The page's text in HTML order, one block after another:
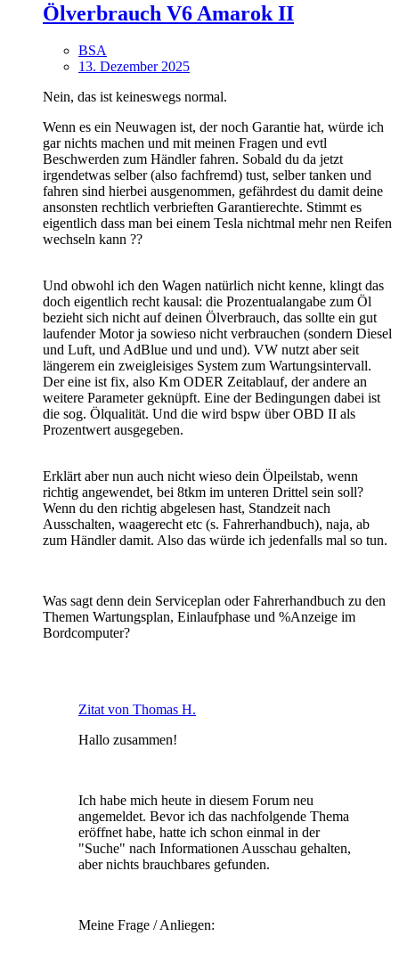
Ölverbrauch V6 Amarok II
BSA
13. Dezember 2025
Nein, das ist keineswegs normal.
Wenn es ein Neuwagen ist, der noch Garantie hat, würde ich
gar nichts machen und mit meinen Fragen und evtl
Beschwerden zum Händler fahren. Sobald du da jetzt
irgendetwas selber (also fachfremd) tust, selber tanken und
fahren sind hierbei ausgenommen, gefährdest du damit deine
ansonsten rechtlich verbrieften Garantierechte. Stimmt es
eigentlich dass man bei einem Tesla nichtmal mehr nen Reifen
wechseln kann ??
Und obwohl ich den Wagen natürlich nicht kenne, klingt das
doch eigentlich recht kausal: die Prozentualangabe zum Öl
bezieht sich nicht auf deinen Ölverbrauch, das sollte ein gut
laufender Motor ja sowieso nicht verbrauchen (sondern Diesel
und Luft, und AdBlue und und und). VW nutzt aber seit
längerem ein zweigleisiges System zum Wartungsintervall.
Der eine ist fix, also Km ODER Zeitablauf, der andere an
weitere Parameter geknüpft. Eine der Bedingungen dabei ist
die sog. Ölqualität. Und die wird bspw über OBD II als
Prozentwert ausgegeben.
Erklärt aber nun auch nicht wieso dein Ölpeilstab, wenn
richtig angewendet, bei 8tkm im unteren Drittel sein soll?
Wenn du den richtig abgelesen hast, Standzeit nach
Ausschalten, waagerecht etc (s. Fahrerhandbuch), naja, ab
zum Händler damit. Also das würde ich jedenfalls mal so tun.
Was sagt denn dein Serviceplan oder Fahrerhandbuch zu den
Themen Wartungsplan, Einlaufphase und %Anzeige im
Bordcomputer?
Zitat von Thomas H.
Hallo zusammen!
Ich habe mich heute in diesem Forum neu
angemeldet. Bevor ich das nachfolgende Thema
eröffnet habe, hatte ich schon einmal in der
"Suche" nach Informationen Ausschau gehalten,
aber nichts brauchbares gefunden.
Meine Frage / Anliegen: